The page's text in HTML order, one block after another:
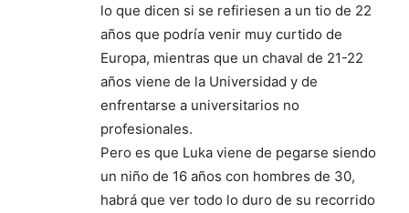
lo que dicen si se refiriesen a un tio de 22
años que podría venir muy curtido de
Europa, mientras que un chaval de 21-22
años viene de la Universidad y de
enfrentarse a universitarios no
profesionales.
Pero es que Luka viene de pegarse siendo
un niño de 16 años con hombres de 30,
habrá que ver todo lo duro de su recorrido